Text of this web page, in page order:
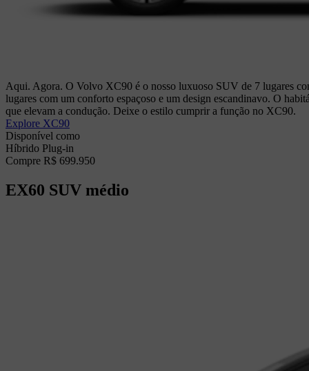
Aqui. Agora. O Volvo XC90 é o nosso luxuoso SUV de 7 lugares
lugares com um conforto espaçoso e um design escandinavo. O
que elevam a condução. Deixe o estilo cumprir a função no XC90.
Explore XC90
Disponível como
Híbrido Plug-in
Compre R$ 699.950
EX60 SUV médio